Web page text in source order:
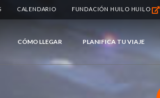
CALENDARIO FUNDACIÓN HUILO HUILO
CÓMO LLEGAR PLANIFICA TU VIAJE